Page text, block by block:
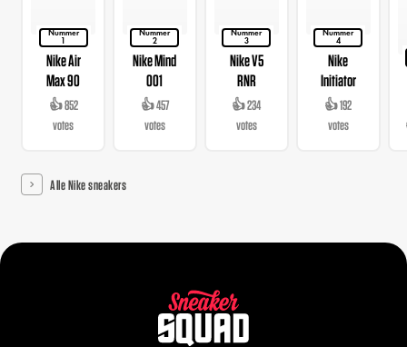
Nummer
1
Nike Air
Max 90
👍 852
votes
Nummer
2
Nike Mind
001
👍 457
votes
Nummer
3
Nike V5
RNR
👍 234
votes
Nummer
4
Nike
Initiator
👍 192
votes
Alle Nike sneakers